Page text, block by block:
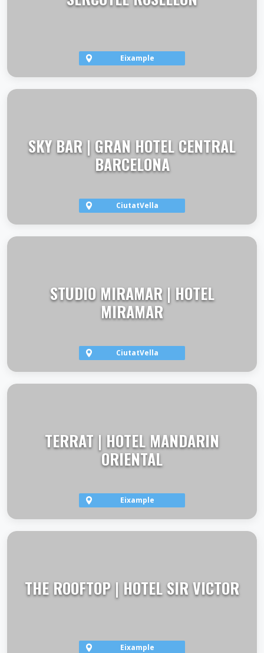
Eixample
SKY BAR | GRAN HOTEL CENTRAL
BARCELONA
CiutatVella
STUDIO MIRAMAR | HOTEL
MIRAMAR
CiutatVella
TERRAT | HOTEL MANDARIN
ORIENTAL
Eixample
THE ROOFTOP | HOTEL SIR VICTOR
Eixample